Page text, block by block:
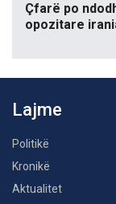
Çfarë po
opozitare
Lajme
Politikë
Kronikë
Aktualitet